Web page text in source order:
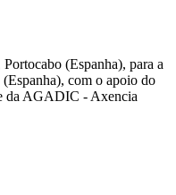
(Espanha), para a
com o apoio do
da AGADIC - Axencia